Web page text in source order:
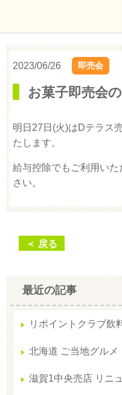
2023/06/26 即売会
お菓子即売会
明日27日(火)はDテラス
たします。
給与控除でもご利用い
さい。
＜ 戻る
最近の記事
リポイントクラブ飲
北海道 ご当地グルメ
滋賀1中央売店 リニ